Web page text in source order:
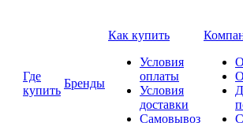
Где
купить
Бренды
Как купить
Условия
оплаты
Условия
доставки
Самовывоз